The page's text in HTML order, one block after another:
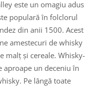
este un omagiu adus
populară în folclorul
din anii 1500. Acest
amestecuri de whisky
malț și cereale. Whisky-
aproape un deceniu în
Pe lângă toate